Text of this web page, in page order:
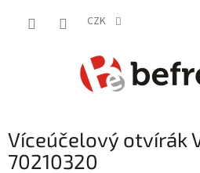
CZK
Víceúčelový otvírák
70210320